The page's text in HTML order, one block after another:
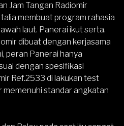
Jam Tangan Radiomir
membuat program rahasia
laut. Panerai ikut serta.
dibuat dengan kerjasama
peran Panerai hanya
dengan spesifikasi
Ref.2533 di lakukan test
memenuhi standar angkatan